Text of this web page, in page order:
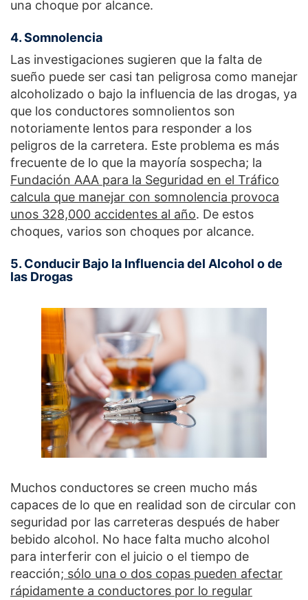
una choque por alcance.
4. Somnolencia
Las investigaciones sugieren que la falta de
sueño puede ser casi tan peligrosa como manejar
alcoholizado o bajo la influencia de las drogas, ya
que los conductores somnolientos son
notoriamente lentos para responder a los
peligros de la carretera. Este problema es más
frecuente de lo que la mayoría sospecha; la
Fundación AAA para la Seguridad en el Tráfico
calcula que manejar con somnolencia provoca
unos 328,000 accidentes al año. De estos
choques, varios son choques por alcance.
5. Conducir Bajo la Influencia del Alcohol o de
las Drogas
Muchos conductores se creen mucho más
capaces de lo que en realidad son de circular con
seguridad por las carreteras después de haber
bebido alcohol. No hace falta mucho alcohol
para interferir con el juicio o el tiempo de
reacción; sólo una o dos copas pueden afectar
rápidamente a conductores por lo regular